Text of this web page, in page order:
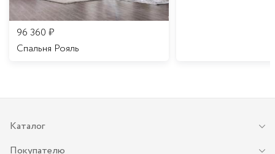
96 360 ₽
Спальня Рояль
Каталог
Покупателю